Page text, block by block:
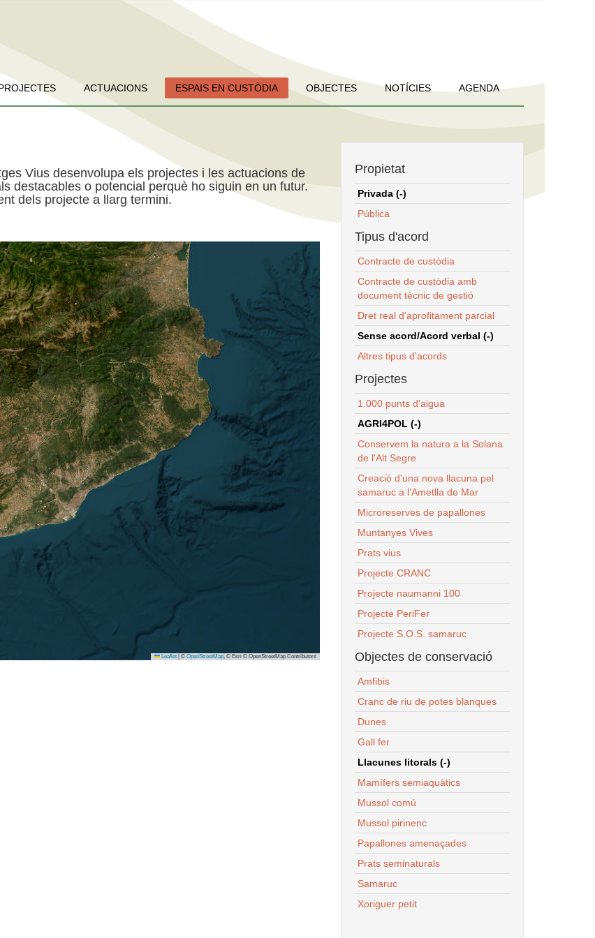
ACTUACIONS ESPAIS EN CUSTÒDIA OBJECTES NOTÍCIES AGENDA
Vius desenvolupa els projectes i les actuacions de
destacables o potencial perquè ho siguin en un futur.
dels projecte a llarg termini.
Leaflet © OpenStreetMap, © Esri © OpenStreetMap Contributors
Propietat
Privada (-)
Pública
Tipus d'acord
Contracte de custòdia
Contracte de custòdia amb
document tècnic de gestió
Dret real d'aprofitament parcial
Sense acord/Acord verbal (-)
Altres tipus d'acords
Projectes
1.000 punts d'aigua
AGRI4POL (-)
Conservem la natura a la Solana
de l'Alt Segre
Creació d'una nova llacuna pel
samaruc a l'Ametlla de Mar
Microreserves de papallones
Muntanyes Vives
Prats vius
Projecte CRANC
Projecte naumanni 100
Projecte PeriFer
Projecte S.O.S. samaruc
Objectes de conservació
Amfibis
Cranc de riu de potes blanques
Dunes
Gall fer
Llacunes litorals (-)
Mamífers semiaquàtics
Mussol comú
Mussol pirinenc
Papallones amenaçades
Prats seminaturals
Samaruc
Xoriguer petit